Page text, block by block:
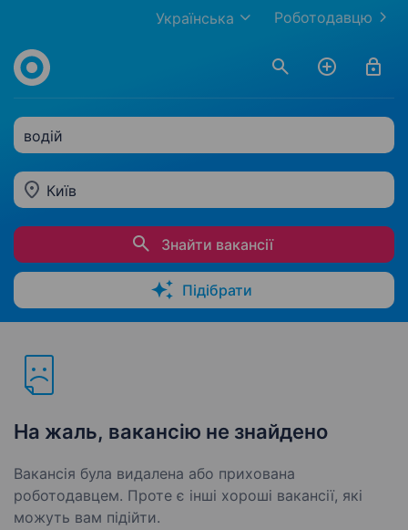
Роботодавцю
Українська
водій
Київ
Знайти вакансії
Підібрати
На жаль, вакансію не знайдено
Вакансія була видалена або прихована
роботодавцем. Проте є інші хороші вакансії, які
можуть вам підійти.